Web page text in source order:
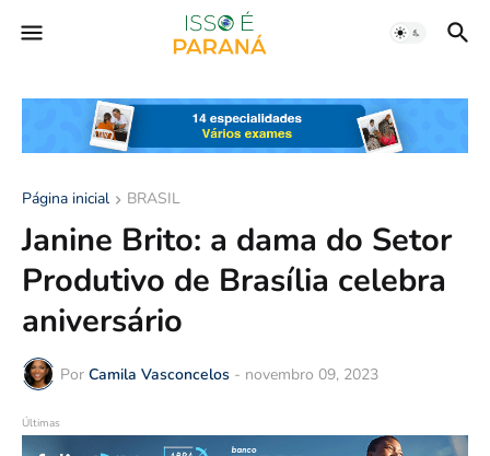
Página inicial BRASIL
Janine Brito: a dama do Setor
Produtivo de Brasília celebra
aniversário
Por Camila Vasconcelos - novembro 09, 2023
Últimas